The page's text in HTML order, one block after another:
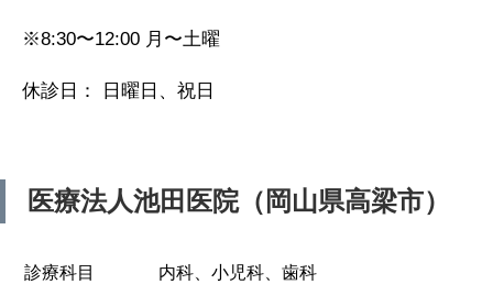
※8:30〜12:00 月〜土曜
休診日： 日曜日、祝日
医療法人池田医院（岡山県高梁市）
診療科目 内科、小児科、歯科